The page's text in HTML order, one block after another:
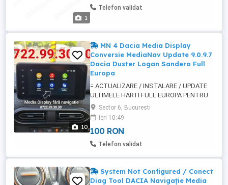
1
zgomot redus (LNA): câştig 28 2 dB,
Telefon validat
10
MN 4 Dacia Media Display
Conversie MediaNav Update 9.0.9.7
Dacia Duster Logan Sandero Full
Europa
= ACTUALIZARE / INSTALARE / UPDATE
ULTIMELE HARTI FULL EUROPA PENTRU
MEDIA NAV & MEDIA NAV EVOLUTION
DUSTER LOGAN SANDERO DOKKER
LODGY / CLIO.4 CAPTUR TRAFIC OPEL
VIVARO _ Media Nav 1 ( soft de fabrica
intre 1.1.3 si 4.1.0 ) * Doar Romania si
costa 100 lei * ...
Sector 6, Bucuresti
ieri 10:49
100 RON
Telefon validat
System Not Configured / Conect
Diag Tool DACIA Navigație Media